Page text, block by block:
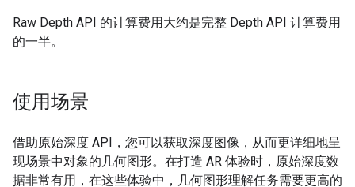
Raw Depth API 的计算费用大约是完整 Depth API 计算费用
的一半。
使用场景
借助原始深度 API，您可以获取深度图像，从而更详细地呈
现场景中对象的几何图形。在打造 AR 体验时，原始深度数
据非常有用，在这些体验中，几何图形理解任务需要更高的